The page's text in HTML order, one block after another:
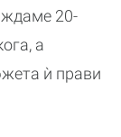
20-
а
ѝ прави